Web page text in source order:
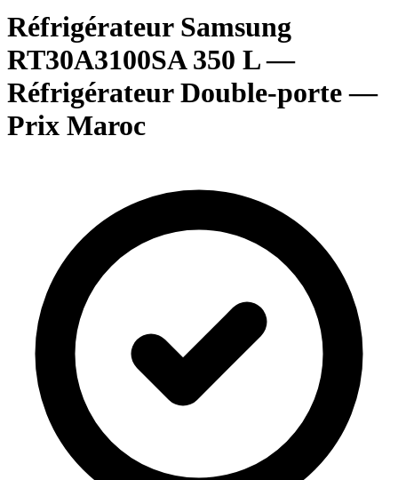
Réfrigérateur Samsung
RT30A3100SA 350 L —
Réfrigérateur Double-porte —
Prix Maroc